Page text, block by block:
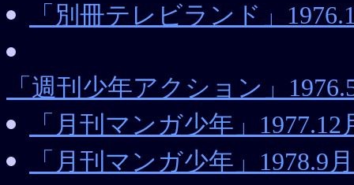
「別冊テレビランド」
「週刊少年アクション」
「月刊マンガ少年」
「月刊マンガ少年」1978.9